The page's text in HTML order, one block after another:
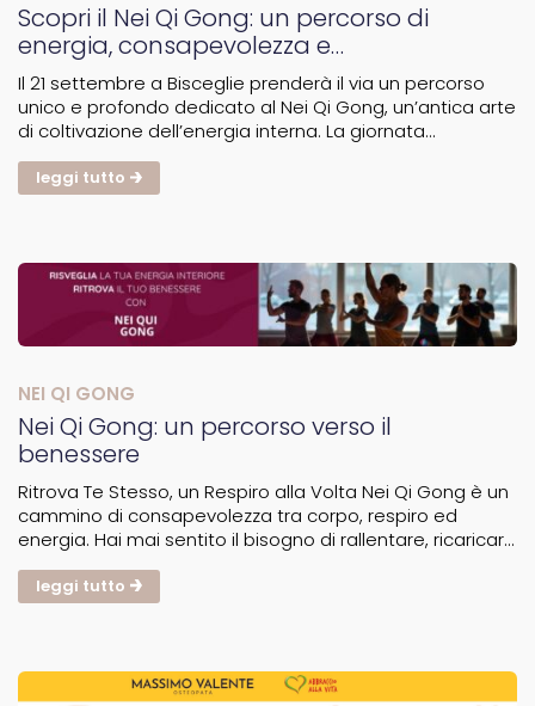
Scopri il Nei Qi Gong: un percorso di
energia, consapevolezza e
trasformazione
Il 21 settembre a Bisceglie prenderà il via un percorso
unico e profondo dedicato al Nei Qi Gong, un’antica arte
di coltivazione dell’energia interna. La giornata
inaugurale sarà un’intensa esperienza di 8 ore, durante
la quale si praticherà lo Xing Shen Zhuang Gong,...
leggi tutto
Nei Qi Gong: un percorso verso il
benessere
NEI QI GONG
Ritrova Te Stesso, un Respiro alla Volta Nei Qi Gong è un
cammino di consapevolezza tra corpo, respiro ed
energia. Hai mai sentito il bisogno di rallentare, ricaricarti
millenaria cinese che lavora sul corpo, sulla...
leggi tutto